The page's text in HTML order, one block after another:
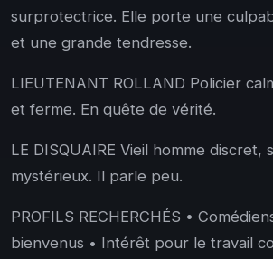
surprotectrice. Elle porte une
et une grande tendresse.
LIEUTENANT ROLLAND Policier
et ferme. En quête de vérité.
LE DISQUAIRE Vieil homme discret,
mystérieux. Il parle peu.
PROFILS RECHERCHÉS •
bienvenus • Intérêt pour le travail